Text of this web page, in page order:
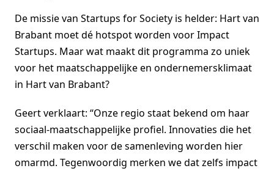
De missie van Startups for Society is helder: Hart van
Brabant moet dé hotspot worden voor Impact
Startups. Maar wat maakt dit programma zo uniek
voor het maatschappelijke en ondernemersklimaat
in Hart van Brabant?
Geert verklaart: “Onze regio staat bekend om haar
sociaal-maatschappelijke profiel. Innovaties die het
verschil maken voor de samenleving worden hier
omarmd. Tegenwoordig merken we dat zelfs impact